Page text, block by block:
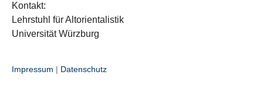
Kontakt:
Lehrstuhl für Altorientalistik
Universität Würzburg
Impressum | Datenschutz